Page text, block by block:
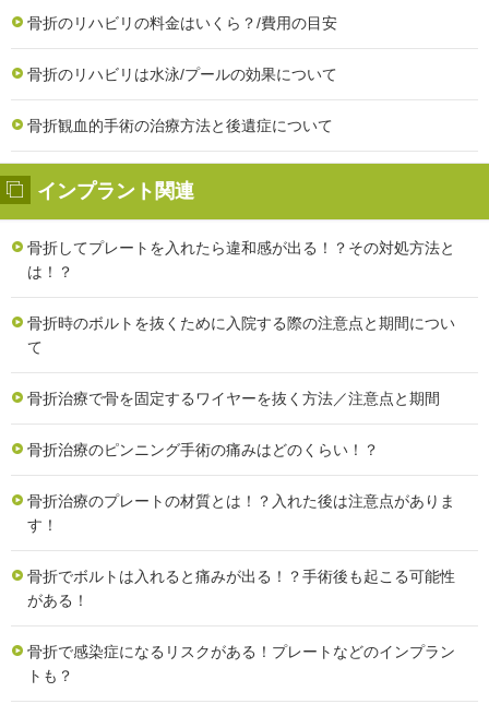
骨折のリハビリの料金はいくら？/費用の目安
骨折のリハビリは水泳/プールの効果について
骨折観血的手術の治療方法と後遺症について
インプラント関連
骨折してプレートを入れたら違和感が出る！？その対処方法と
は！？
骨折時のボルトを抜くために入院する際の注意点と期間につい
て
骨折治療で骨を固定するワイヤーを抜く方法／注意点と期間
骨折治療のピンニング手術の痛みはどのくらい！？
骨折治療のプレートの材質とは！？入れた後は注意点がありま
す！
骨折でボルトは入れると痛みが出る！？手術後も起こる可能性
がある！
骨折で感染症になるリスクがある！プレートなどのインプラン
トも？